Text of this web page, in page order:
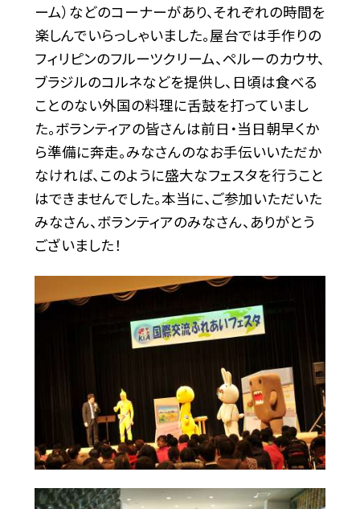
ーム）などのコーナーがあり、それぞれの時間を
楽しんでいらっしゃいました。屋台では手作りの
フィリピンのフルーツクリーム、ペルーのカウサ、
ブラジルのコルネなどを提供し、日頃は食べる
ことのない外国の料理に舌鼓を打っていまし
た。ボランティアの皆さんは前日・当日朝早くか
ら準備に奔走。みなさんのなお手伝いいただか
なければ、このように盛大なフェスタを行うこと
はできませんでした。本当に、ご参加いただいた
みなさん、ボランティアのみなさん、ありがとう
ございました！